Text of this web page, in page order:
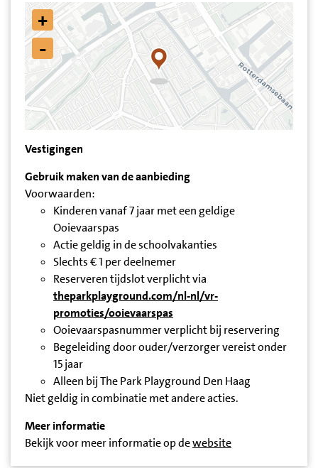
+
-
Vestigingen
Gebruik maken van de aanbieding
Voorwaarden:
Kinderen vanaf 7 jaar met een geldige
Ooievaarspas
Actie geldig in de schoolvakanties
Slechts € 1 per deelnemer
Reserveren tijdslot verplicht via
theparkplayground.com/nl-nl/vr-
promoties/ooievaarspas
Ooievaarspasnummer verplicht bij reservering
Begeleiding door ouder/verzorger vereist onder
15 jaar
Alleen bij The Park Playground Den Haag
Niet geldig in combinatie met andere acties.
Meer informatie
Bekijk voor meer informatie op dewebsite